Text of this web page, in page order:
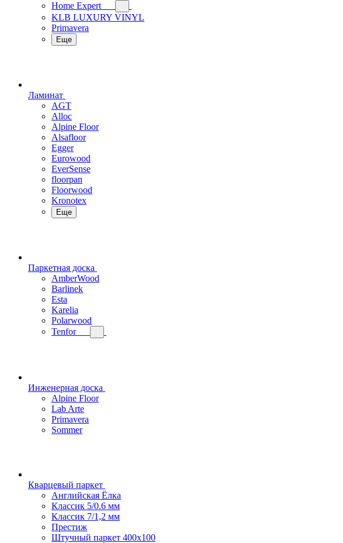
Home Expert
KLB LUXURY VINYL
Primavera
Еще
Ламинат
AGT
Alloc
Alpine Floor
Alsafloor
Egger
Eurowood
EverSense
floorpan
Floorwood
Kronotex
Еще
Паркетная доска
AmberWood
Barlinek
Esta
Karelia
Polarwood
Tenfor
Инженерная доска
Alpine Floor
Lab Arte
Primavera
Sommer
Кварцевый паркет
Английская Ёлка
Классик 5/0.6 мм
Классик 7/1,2 мм
Престиж
Штучный паркет 400x100